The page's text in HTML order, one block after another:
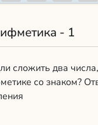
- 1
сложить два
со знаком?